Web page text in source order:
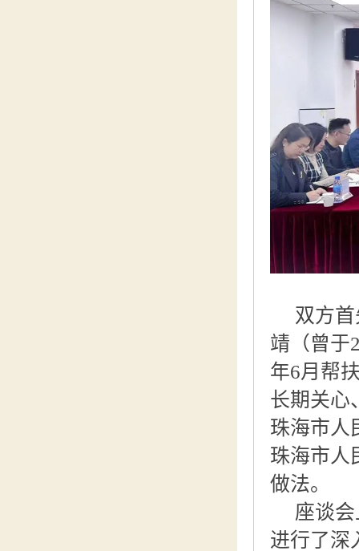
双方
靖（曾于
年6月帮
长期关心
珠海市人
珠海市人
做法。
座谈
进行了深